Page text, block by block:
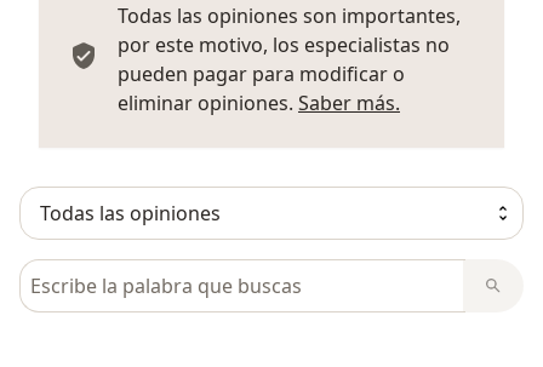
Todas las opiniones son importantes,
por este motivo, los especialistas no
pueden pagar para modificar o
eliminar opiniones. Saber más.
Busca en opiniones